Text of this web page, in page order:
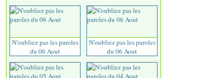
N'oubliez pas les paroles
du 06 Aout
N'oubliez pas les paroles
du 06 Aout